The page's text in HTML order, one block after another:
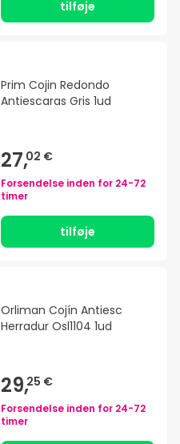
tilføje
Prim Cojin Redondo
Antiescaras Gris 1ud
27,02 €
Forsendelse inden for 24-72
timer
tilføje
Orliman Cojín Antiesc
Herradur Osl1104 1ud
29,25 €
Forsendelse inden for 24-72
timer